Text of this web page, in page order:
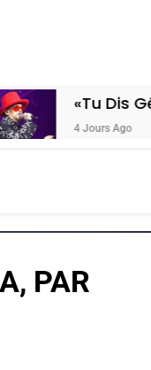
Dis Génocide,
Ago
PAR